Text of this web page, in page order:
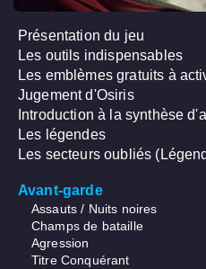
Présentation du jeu
Les outils indispensables
Les emblèmes gratuits à
Jugement d'Osiris
Introduction à la synthèse
Les légendes
Les secteurs oubliés
Avant-garde
Assauts / Nuits noires
Champs de bataille
Agression
Titre Conquérant